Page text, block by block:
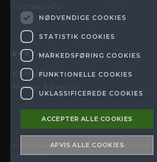
KONTAKT
Kontakt os
Messer & Events
Invertus Scandinavia ApS · CVR
forbeholdes
NØDVENDIGE COOKIES
STATISTIK COOKIES
MARKEDSFØRING COOKIES
FUNKTIONELLE COOKIES
UKLASSIFICEREDE COOKIES
ACCEPTER ALLE COOKIES
AFVIS ALLE COOKIES